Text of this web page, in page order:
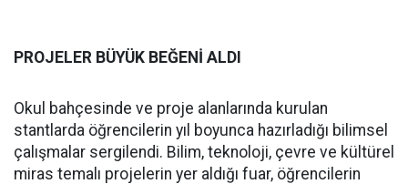
PROJELER BÜYÜK BEĞENİ ALDI
Okul bahçesinde ve proje alanlarında kurulan
stantlarda öğrencilerin yıl boyunca hazırladığı bilimsel
çalışmalar sergilendi. Bilim, teknoloji, çevre ve kültürel
miras temalı projelerin yer aldığı fuar, öğrencilerin